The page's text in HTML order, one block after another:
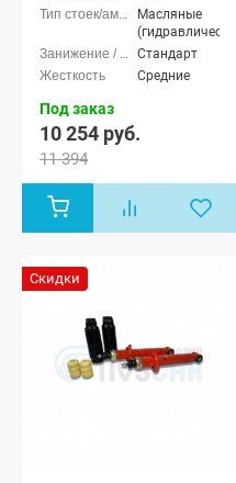
Масляные
Стандарт
Средние
Под заказ
10 254 руб.
11 394
Скидки